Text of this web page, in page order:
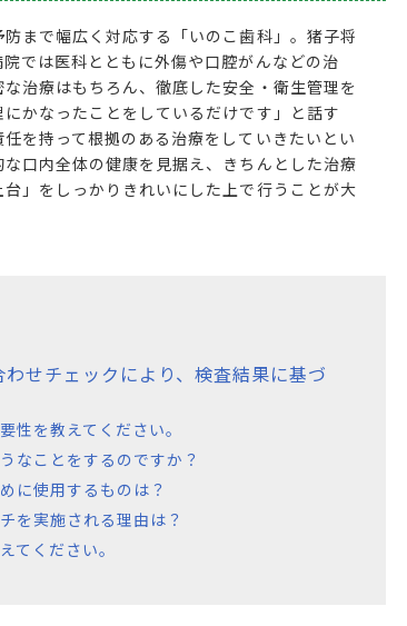
まで幅広く対応する「いのこ歯科」。猪子将
では医科とともに外傷や口腔がんなどの治
治療はもちろん、徹底した安全・衛生管理を
かなったことをしているだけです」と話す
を持って根拠のある治療をしていきたいとい
口内全体の健康を見据え、きちんとした治療
」をしっかりきれいにした上で行うことが大
せチェックにより、検査結果に基づ
性を教えてください。
なことをするのですか？
に使用するものは？
を実施される理由は？
てください。